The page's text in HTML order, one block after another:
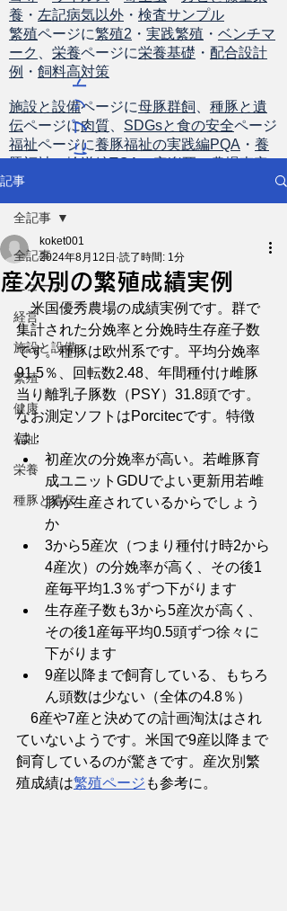
養 ・ 左記病気以外 ・ 検査サンプル
繁殖ページに繁殖2 ・ 実践繁殖 ・ ベンチマ
ーク
栄養ページに栄養基礎 ・ 配合設計
例 ・ 飼料高対策
施設と設備ページに母豚群飼
種豚と遺
伝ページに肉質 SDGsと食の安全ページ
福祉ページに養豚福祉の実践編PQA ・ 養
豚福祉の輸送編TQA・安楽死・農場査定
ト
ッ
プ
に
記事
全記事
ニュース
経営
施設と設備
繁殖
健康
福祉
栄養
種豚と遺伝
全記事
産次別の繁殖成績実例
koket001
2024年8月12日 読了時間: 1分
米国優秀農場の成績実例です。群で
集計された分娩率と分娩時生存産子数
です。種豚は欧州系です。平均分娩率
91.5％、回転数2.48、年間種付け雌豚
当り離乳子豚数（PSY）31.8頭です。
なお測定ソフトはPorcitecです。特徴
は：
初産次の分娩率が高い。若雌豚育
成ユニットGDUでよい更新用若雌
豚が生産されているからでしょう
か
3から5産次（つまり種付け時2から
4産次）の分娩率が高く、その後1
産毎平均1.3％ずつ下がります
生存産子数も3から5産次が高く、
その後1産毎平均0.5頭ずつ徐々に
下がります
9産以降まで飼育している、もちろ
ん頭数は少ない（全体の4.8％）
6産や7産と決めての計画淘汰はされ
ていないようです。米国で9産以降まで
飼育しているのが驚きです。産次別繁
殖成績は繁殖ページ も参考に。